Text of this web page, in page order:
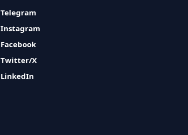
Telegram
Instagram
Facebook
Twitter/X
LinkedIn